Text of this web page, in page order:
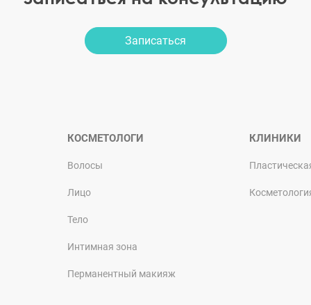
Записаться
КОСМЕТОЛОГИ
Волосы
Лицо
Тело
Интимная зона
Перманентный макияж
КЛИНИКИ